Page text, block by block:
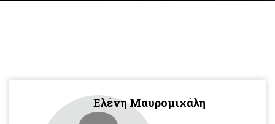
Ελένη Μαυρομιχάλη